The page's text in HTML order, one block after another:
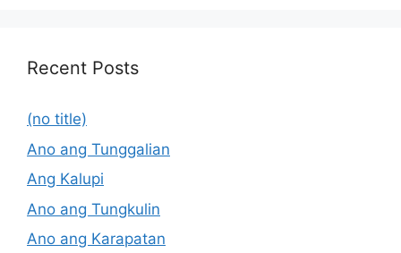
Recent Posts
(no title)
Ano ang Tunggalian
Ang Kalupi
Ano ang Tungkulin
Ano ang Karapatan